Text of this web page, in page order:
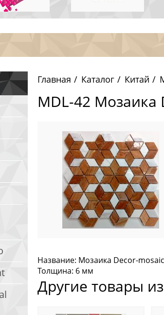
Главная Каталог Китай
MDL-42 Мозаика
Название: Мозаика Decor-
Толщина: 6 мм
Другие товары